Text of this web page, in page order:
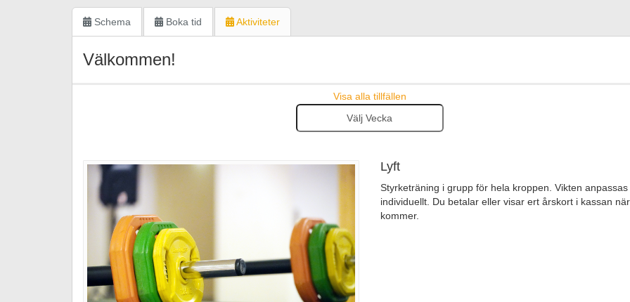
Schema Boka tid Aktiviteter
Välkommen!
Visa alla tillfällen
Lyft
Styrketräning i grupp för hela kroppen. Vikten anpassas
individuellt. Du betalar eller visar ert årskort i kassan
kommer.